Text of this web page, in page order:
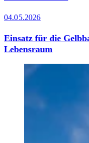
04.05.2026
Einsatz für die
Lebensraum